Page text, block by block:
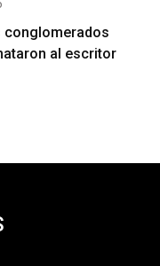
conglomerados
al escritor